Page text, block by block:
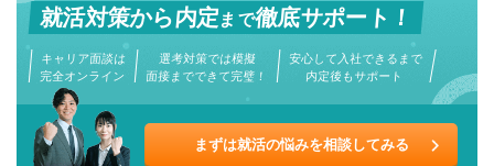
就活対策から内定まで徹底サポート！
キャリア面談は
完全オンライン
選考対策では模擬
面接までできて完璧！
安心して入社できるまで
内定後もサポート
まずは就活の悩みを相談してみる